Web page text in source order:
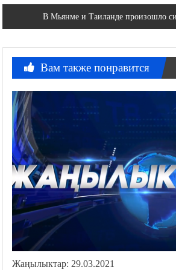
записямВ Мьянме и Таиланде произошло
Вам также понравится
Жаңылыктар: 29.03.2021